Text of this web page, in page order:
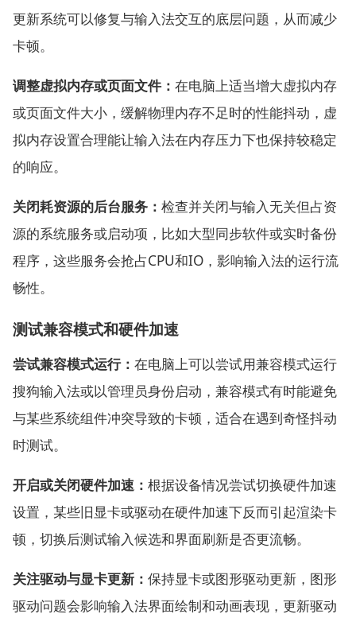
更新系统可以修复与输入法交互的底层问题，从而减少
卡顿。
调整虚拟内存或页面文件： 在电脑上适当增大虚拟内存
或页面文件大小，缓解物理内存不足时的性能抖动，虚
拟内存设置合理能让输入法在内存压力下也保持较稳定
的响应。
关闭耗资源的后台服务： 检查并关闭与输入无关但占资
源的系统服务或启动项，比如大型同步软件或实时备份
程序，这些服务会抢占CPU和IO，影响输入法的运行流
畅性。
测试兼容模式和硬件加速
尝试兼容模式运行： 在电脑上可以尝试用兼容模式运行
搜狗输入法或以管理员身份启动，兼容模式有时能避免
与某些系统组件冲突导致的卡顿，适合在遇到奇怪抖动
时测试。
开启或关闭硬件加速： 根据设备情况尝试切换硬件加速
设置，某些旧显卡或驱动在硬件加速下反而引起渲染卡
顿，切换后测试输入候选和界面刷新是否更流畅。
关注驱动与显卡更新： 保持显卡或图形驱动更新，图形
驱动问题会影响输入法界面绘制和动画表现，更新驱动